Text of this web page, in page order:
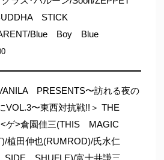
STICK
Blue Boy Blue
PRESENTS〜訪れる夜の
VOL.3〜東西対抗戦!!＞ THE
ゲ>倉園佳三(THIS MAGIC
植田伸也(RUMROD)/氏水仁
SHUFLE)/富士井謙三